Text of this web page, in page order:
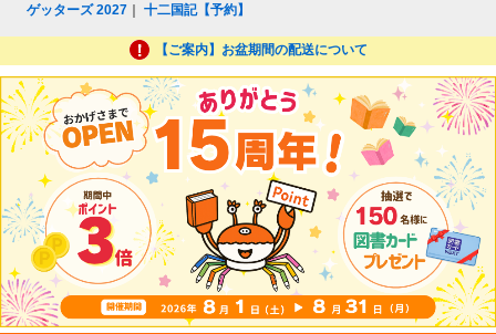
ゲッターズ 2027 ｜十二国記【予約】
【ご案内】お盆期間の配送について